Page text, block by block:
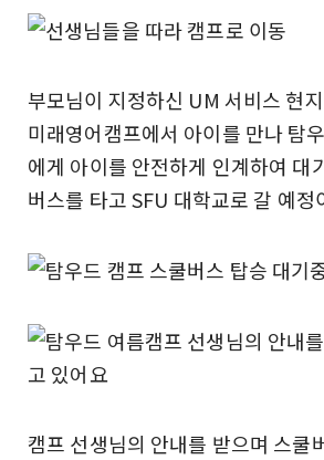
부모님이 지정하신 UM 서비스 현
미래영어캠프에서 아이를 만나 탐
에게 아이를 안전하게 인계하여 대
버스를 타고 SFU 대학교로 갈 예정
캠프 선생님의 안내를 받으며 스쿨